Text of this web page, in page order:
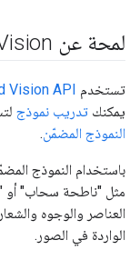
لمحة عن Cloud Vision
تستخدم Vision API
يمكنك تدريب نموذج
النموذج المضمّن.
مثل "ناطحة سحاب" أو
العناصر والوجوه
الواردة في الصور.